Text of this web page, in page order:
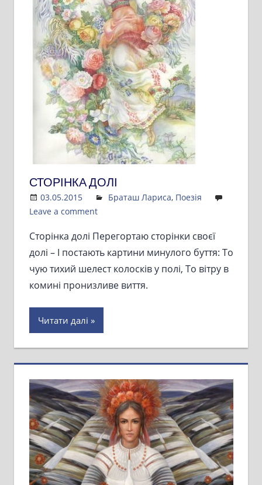
СТОРІНКА ДОЛІ
03.05.2015 Admin
Браташ Лариса, Поезія
Leave a comment
Сторінка долі Перегортаю сторінки своєї
долі – І постають картини минулого буття: То
чую тихий шелест колосків у полі, То вітру в
комині пронизливе виття.
Читати далі